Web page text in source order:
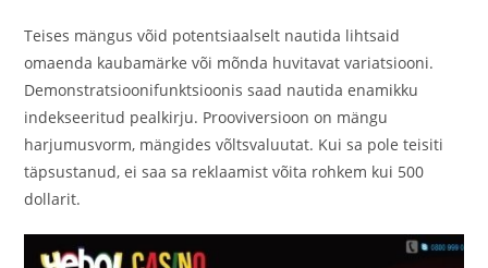
Teises mängus võid potentsiaalselt nautida lihtsaid
omaenda kaubamärke või mõnda huvitavat variatsiooni.
Demonstratsioonifunktsioonis saad nautida enamikku
indekseeritud pealkirju. Prooviversioon on mängu
harjumusvorm, mängides võltsvaluutat. Kui sa pole teisiti
täpsustanud, ei saa sa reklaamist võita rohkem kui 500
dollarit.